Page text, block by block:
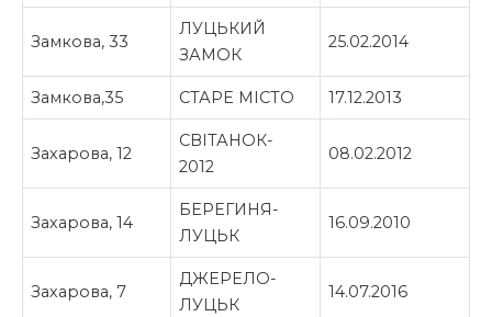
Замкова, 33
ЛУЦЬКИЙ
ЗАМОК
25.02.2014
Замкова,35 СТАРЕ МІСТО 17.12.2013
Захарова, 12
СВІТАНОК-
2012
08.02.2012
Захарова, 14
БЕРЕГИНЯ-
ЛУЦЬК
16.09.2010
Захарова, 7
ДЖЕРЕЛО-
ЛУЦЬК
14.07.2016